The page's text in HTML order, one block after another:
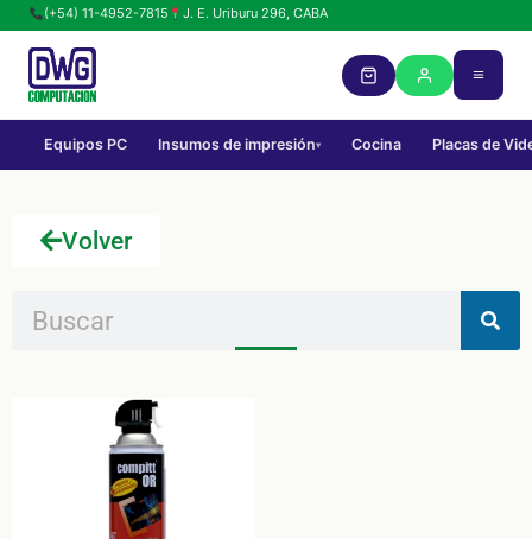
(+54) 11-4952-7815 J. E. Uriburu 296, CABA
Equipos PC Insumos de impresión▾ Cocina Placas de
Volver